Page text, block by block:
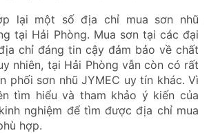
lại một số địa chỉ mua sơn nhũ
tại Hải Phòng. Mua sơn tại các đại
chỉ đáng tin cậy đảm bảo về chất
nhiên, tại Hải Phòng vẫn còn có rất
phối sơn nhũ JYMEC uy tín khác. Vì
tìm hiểu và tham khảo ý kiến của
nghiệm để tìm được địa chỉ mua
hợp.